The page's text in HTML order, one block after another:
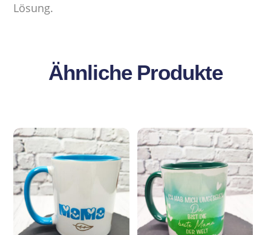
Lösung.
Ähnliche Produkte